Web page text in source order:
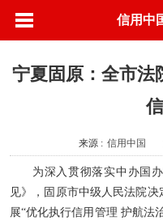
信用中
宁夏固原：全市法
来源 : 信用中国
为深入贯彻落实中办国
见》，固原市中级人民法院
展“优化执行信用管理 护航法